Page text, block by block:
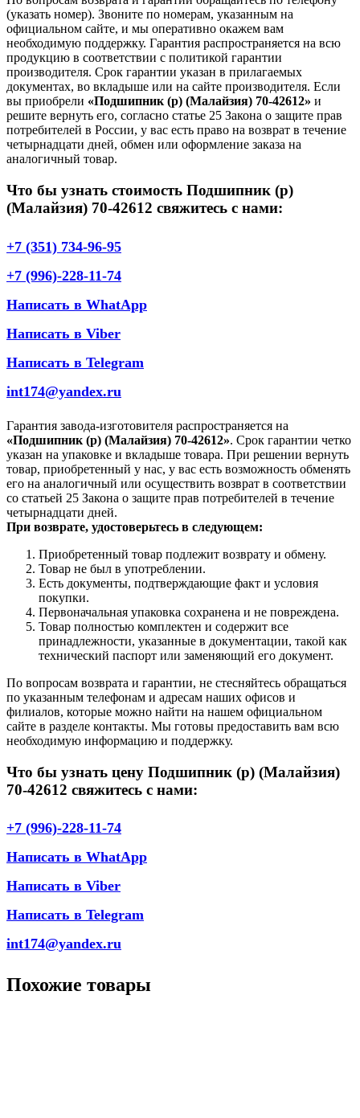
(указать номер). Звоните по номерам, указанным на
официальном сайте, и мы оперативно окажем вам
необходимую поддержку. Гарантия распространяется на всю
продукцию в соответствии с политикой гарантии
производителя. Срок гарантии указан в прилагаемых
документах, во вкладыше или на сайте производителя. Если
вы приобрели «Подшипник (р) (Малайзия) 70-42612» и
решите вернуть его, согласно статье 25 Закона о защите прав
потребителей в России, у вас есть право на возврат в течение
четырнадцати дней, обмен или оформление заказа на
аналогичный товар.
Что бы узнать стоимость Подшипник (р)
(Малайзия) 70-42612 свяжитесь с нами:
+7 (351) 734-96-95
+7 (996)-228-11-74
Написать в WhatApp
Написать в Viber
Написать в Telegram
int174@yandex.ru
Гарантия завода-изготовителя распространяется на
«Подшипник (р) (Малайзия) 70-42612». Срок гарантии четко
указан на упаковке и вкладыше товара. При решении вернуть
товар, приобретенный у нас, у вас есть возможность обменять
его на аналогичный или осуществить возврат в соответствии
со статьей 25 Закона о защите прав потребителей в течение
четырнадцати дней.
При возврате, удостоверьтесь в следующем:
Приобретенный товар подлежит возврату и обмену.
Товар не был в употреблении.
Есть документы, подтверждающие факт и условия
покупки.
Первоначальная упаковка сохранена и не повреждена.
Товар полностью комплектен и содержит все
принадлежности, указанные в документации, такой как
технический паспорт или заменяющий его документ.
По вопросам возврата и гарантии, не стесняйтесь обращаться
по указанным телефонам и адресам наших офисов и
филиалов, которые можно найти на нашем официальном
сайте в разделе контакты. Мы готовы предоставить вам всю
необходимую информацию и поддержку.
Что бы узнать цену Подшипник (р) (Малайзия)
70-42612 свяжитесь с нами:
+7 (996)-228-11-74
Написать в WhatApp
Написать в Viber
Написать в Telegram
int174@yandex.ru
Похожие товары